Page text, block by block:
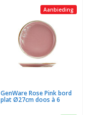
Aanbieding
GenWare Rose Pink bord
plat Ø27cm doos à 6